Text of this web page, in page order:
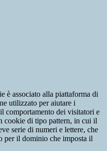
è associato alla piattaforma di
utilizzato per aiutare i
comportamento dei visitatori e
cookie di tipo pattern, in cui il
serie di numeri e lettere, che
per il dominio che imposta il